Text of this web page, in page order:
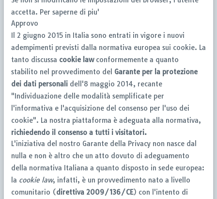
accetta. Per saperne di piu'
Approvo
Il 2 giugno 2015 in Italia sono entrati in vigore i nuovi
adempimenti previsti dalla normativa europea sui cookie. La
tanto discussa cookie lawconformemente a quanto
stabilito nel provvedimento del Garante per la protezione
dei dati personali dell'8 maggio 2014, recante
"Individuazione delle modalità semplificate per
l'informativa e l'acquisizione del consenso per l'uso dei
cookie". La nostra piattaforma è adeguata alla normativa,
richiedendo il consenso a tutti i visitatori.
L'iniziativa del nostro Garante della Privacy non nasce dal
nulla e non è altro che un atto dovuto di adeguamento
della normativa Italiana a quanto disposto in sede europea:
la cookie law, infatti, è un provvedimento nato a livello
comunitario (direttiva 2009/136/CE) con l'intento di